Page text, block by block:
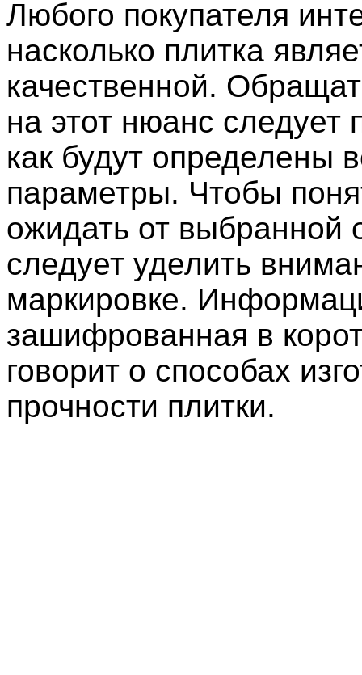
Любого покупателя
насколько плитка
качественной.
на этот нюанс следует
как будут определены
параметры. Чтобы
ожидать от выбранной
следует уделить
маркировке.
зашифрованная в
говорит о способах
прочности плитки.